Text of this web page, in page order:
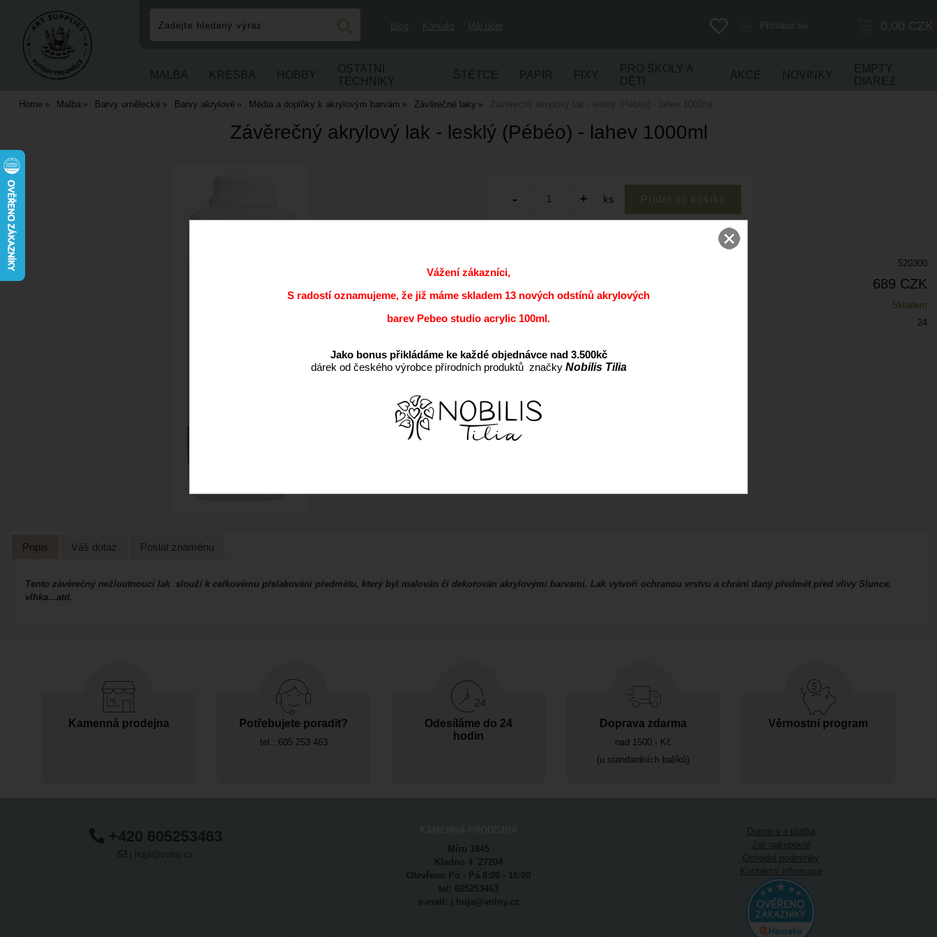
Blog Kontakt Můj účet 0,00 CZK
Přihlásit se
MALBA KRESBA HOBBY
OSTATNÍ
TECHNIKY
ŠTĚTCE PAPÍR FIXY
PRO ŠKOLY A
DĚTI
AKCE NOVINKY
EMPTY
DIAREZ
Home Malba Barvy umělecké Barvy akrylové Média a doplňky k akrylovým barvám Závěrečné laky Závěrečný akrylový lak - lesklý (Pébéo) - lahev 1000ml
Závěrečný akrylový lak - lesklý (Pébéo) - lahev 1000ml
ks
520300
689 CZK
Skladem
Záruka:
24
Popis Váš dotaz Poslat známénu
Tento závěrečný nežloutnoucí lak slouží k celkovému přelakování předmětu, který byl malován či dekorován akrylovými barvami. Lak vytvoří ochranou vrstvu a chrání daný předmět před vlivy Slunce,
vlhka...atd.
Kamenná prodejna Potřebujete poradit?
tel.: 605 253 463
Odesíláme do 24
hodin
Doprava zdarma
nad 1500,- Kč
(u standardních balíků)
Věrnostní program
+420 605253463
j.huja@volny.cz
Míru 1845
Kladno 4 27204
Otevřeno Po - Pá 8:00 - 16:00
tel: 605253463
e-mail: j.huja@volny.cz
Doprava a platba
Jak nakupovat
Ochodní podmínky
Kontaktní informace
Vážení zákazníci,
S radostí oznamujeme, že již máme skladem 13 nových odstínů akrylových
barev Pebeo studio acrylic 100ml.
Jako bonus přikládáme ke každé objednávce nad 3.500kč
dárek od českého výrobce přírodních produktů značky Nobilis Tilia